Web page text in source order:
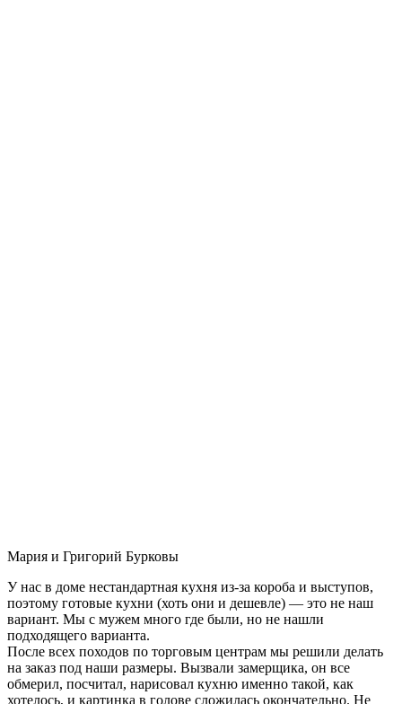
Мария и Григорий Бурковы
У нас в доме нестандартная кухня из-за короба и выступов,
поэтому готовые кухни (хоть они и дешевле) — это не наш
вариант. Мы с мужем много где были, но не нашли
подходящего варианта.
После всех походов по торговым центрам мы решили делать
на заказ под наши размеры. Вызвали замерщика, он все
обмерил, посчитал, нарисовал кухню именно такой, как
хотелось, и картинка в голове сложилась окончательно. Не